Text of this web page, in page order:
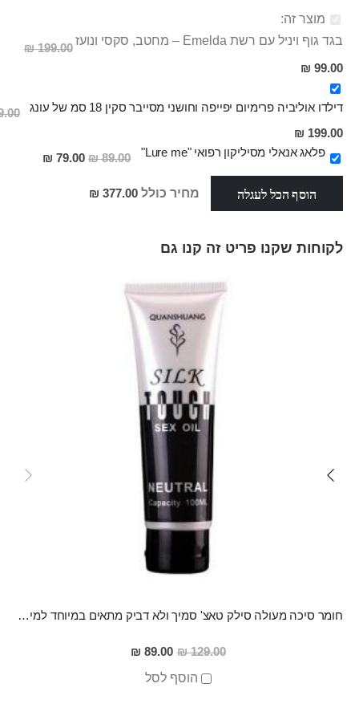
מוצר זה:
בגד גוף ויניל עם רשת Emelda – מחטב, סקסי ונועז
199.00 ₪
מחיר
מבצע
99.00 ₪
דילדו אוליביה פרימיום יפייפה וחושני מסייבר סקין 18 סמ של עונג ₪
מחיר
מבצע
199.00 ₪
פלאג אנאלי מסיליקון רפואי "Lure me"
89.00 ₪
מחיר
79.00 ₪
הוסף הכל לעגלה מחיר כולל 377.00 ₪
לקוחות שקנו פריט זה קנו גם
חומר סיכה מעולה סילק טאצ' סמיך ולא דביק מתאים במיוחד למין אנאלי
129.00 ₪
מחיר
מבצע
89.00 ₪
הוסף לסל